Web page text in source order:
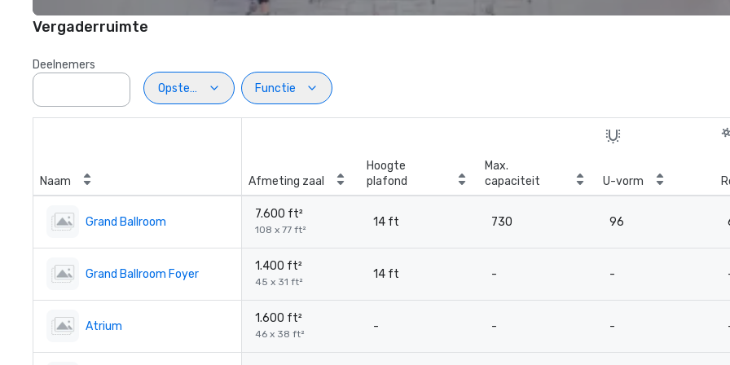
Vergaderruimte
Deelnemers
Opstelling
Functie
Naam Afmeting zaal
Hoogte
plafond
Max.
capaciteit
U-vorm
Grand Ballroom
7.600 ft²
108 x 77 ft²
14 ft 730 96
Grand Ballroom Foyer
1.400 ft²
45 x 31 ft²
14 ft - -
Atrium
1.600 ft²
46 x 38 ft²
- - -